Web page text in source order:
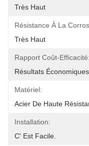
Très Haut
Résistance À La
Très Haut
Rapport Coût-Efficacité:
Résultats Économiques
Matériel:
Acier De Haute
Installation:
C' Est Facile.